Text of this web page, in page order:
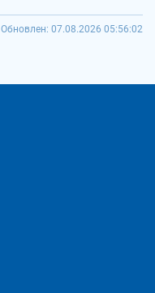
Обновлен: 07.08.2026 05:56:02